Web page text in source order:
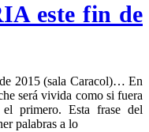
este fin de
2015 (sala Caracol)… En
será vivida como si fuera
primero. Esta frase del
palabras a lo